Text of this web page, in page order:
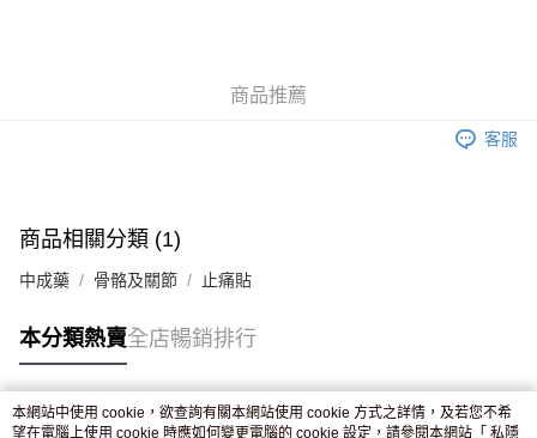
付款後門市自取，訂單確認後2-4個工作天到店，7天內取。逾期後
商品推薦
客服
商品相關分類 (1)
中成藥 骨骼及關節 止痛貼
本分類熱賣全店暢銷排行
熱門標籤
本網站中使用 cookie，欲查詢有關本網站使用 cookie 方式之詳情，及若您不希
望在電腦上使用 cookie 時應如何變更電腦的 cookie 設定，請參閱本網站「 私隱